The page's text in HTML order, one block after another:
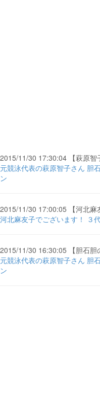
2015/11/30 17:30:04 【萩原智
元競泳代表の萩原智子さん 胆
ン
2015/11/30 17:00:05 【河北麻
河北麻友子でございます！ ３
2015/11/30 16:30:05 【胆石胆
元競泳代表の萩原智子さん 胆
ン